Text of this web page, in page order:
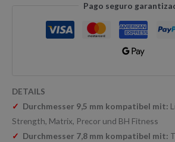
Pago seguro
DETAILS
✓ Durchmesser 9,5 mm kompatibel mit:
Strength, Matrix, Precor und BH Fitness
✓ Durchmesser 7,8 mm kompatibel mit: